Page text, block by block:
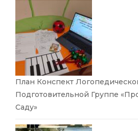
План Конспект
Подготовительной Группе
Саду»